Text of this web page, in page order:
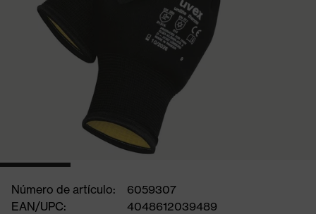
Número de artículo:
6059307
EAN/UPC:
4048612039489